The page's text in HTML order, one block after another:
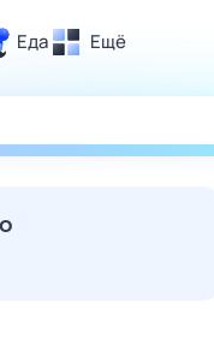
Еда Ещё
отдых